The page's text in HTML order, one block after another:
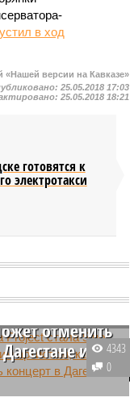
в ход
«Нашей версии на Кавказе»
25.05.2018 17:03
25.05.2018 18:21
готовятся к
электротакси
Project
артистом,
отменить
из-
Project в
4343
0